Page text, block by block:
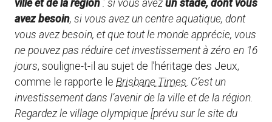
ville et de la région : si vous avez un stade, dont vous
avez besoin, si vous avez un centre aquatique, dont
vous avez besoin, et que tout le monde apprécie, vous
ne pouvez pas réduire cet investissement à zéro en 16
jours, souligne-t-il au sujet de l’héritage des Jeux,
comme le rapporte le Brisbane Times C’est un
investissement dans l’avenir de la ville et de la région.
Regardez le village olympique [prévu sur le site du